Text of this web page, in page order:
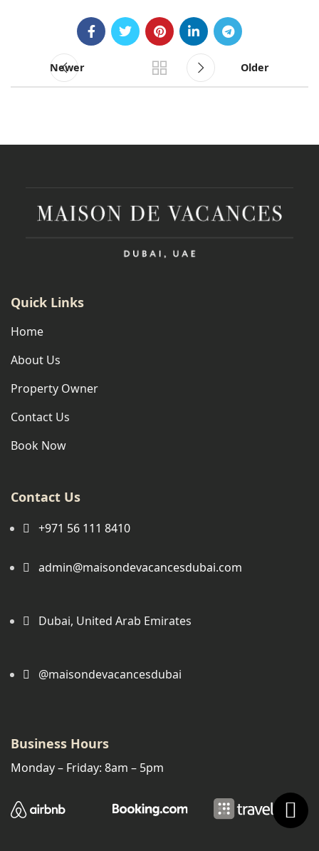
Newer Older
Quick Links
Home
About Us
Property Owner
Contact Us
Book Now
Contact Us
+971 56 111 8410
admin@maisondevacancesdubai.com
Dubai, United Arab Emirates
@maisondevacancesdubai
Business Hours
Monday – Friday: 8am – 5pm